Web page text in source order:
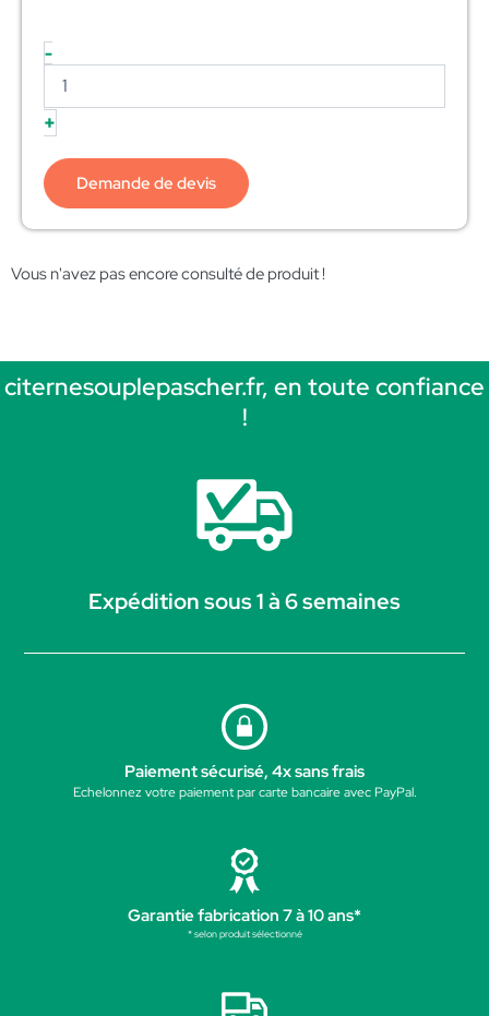
-
+
Demande de devis
Vous n'avez pas encore consulté de produit !
citernesouplepascher.fr, en toute confiance
!
Expédition sous 1 à 6 semaines
Paiement sécurisé, 4x sans frais
Echelonnez votre paiement par carte bancaire avec PayPal.
Garantie fabrication 7 à 10 ans*
* selon produit sélectionné